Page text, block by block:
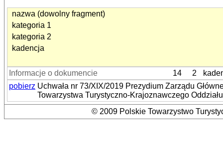
nazwa (dowolny fragment)
kategoria 1
kategoria 2
kadencja
Informacje o dokumencie 14 2
pobierz Uchwała nr 73/XIX/2019 Prezydium Zarządu
Towarzystwa Turystyczno-Krajoznawczego
© 2009 Polskie Towarzystwo